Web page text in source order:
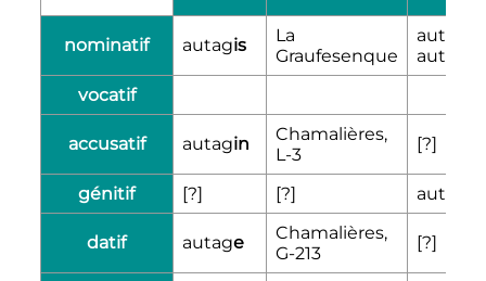
nominatif autagis
La
Graufesenque
autag
autag
vocatif
accusatif autagin
Chamalières,
L-3
[?]
génitif [?] [?] autag
datif autage
Chamalières,
G-213
[?]